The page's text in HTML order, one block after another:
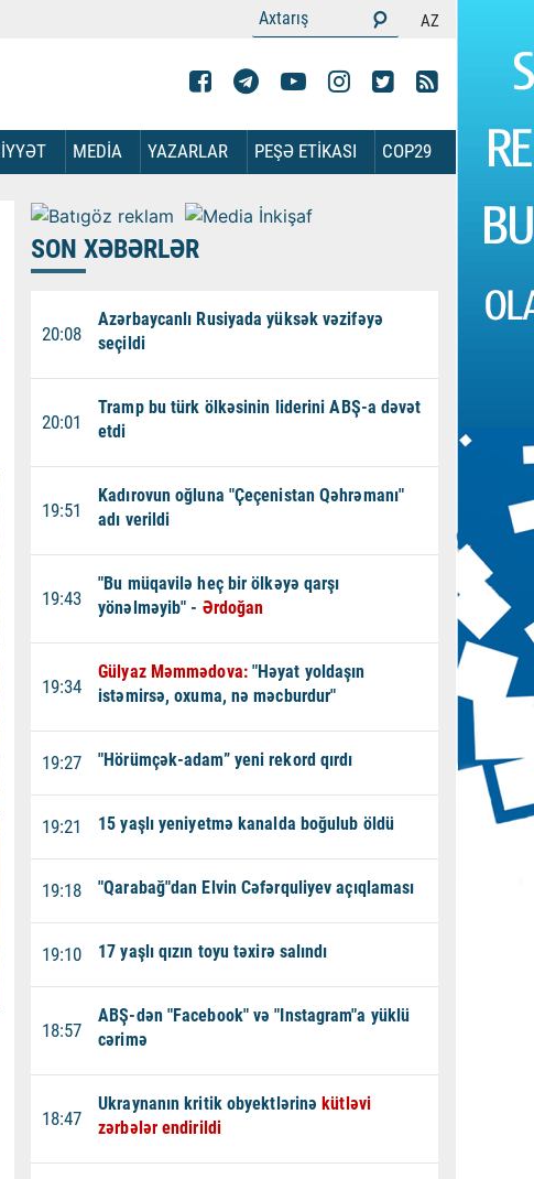
AZ
MEDİA YAZARLAR PEŞƏ ETİKASI COP29
SON XƏBƏRLƏR
20:08
Azərbaycanlı Rusiyada yüksək vəzifəyə
seçildi
20:01
Tramp bu türk ölkəsinin liderini ABŞ-a dəvət
etdi
19:51
Kadırovun oğluna "Çeçenistan Qəhrəmanı"
adı verildi
19:43
"Bu müqavilə heç bir ölkəyə qarşı
yönəlməyib" - Ərdoğan
19:34
Gülyaz Məmmədova:"Həyat yoldaşın
istəmirsə, oxuma, nə məcburdur"
19:27 "Hörümçək-adam” yeni rekord qırdı
19:21 15 yaşlı yeniyetmə kanalda boğulub öldü
19:18 "Qarabağ"dan Elvin Cəfərquliyev açıqlaması
19:10 17 yaşlı qızın toyu təxirə salındı
18:57
ABŞ-dən "Facebook" və "Instagram"a yüklü
cərimə
18:47
Ukraynanın kritik obyektlərinəkütləvi
zərbələr endirildi